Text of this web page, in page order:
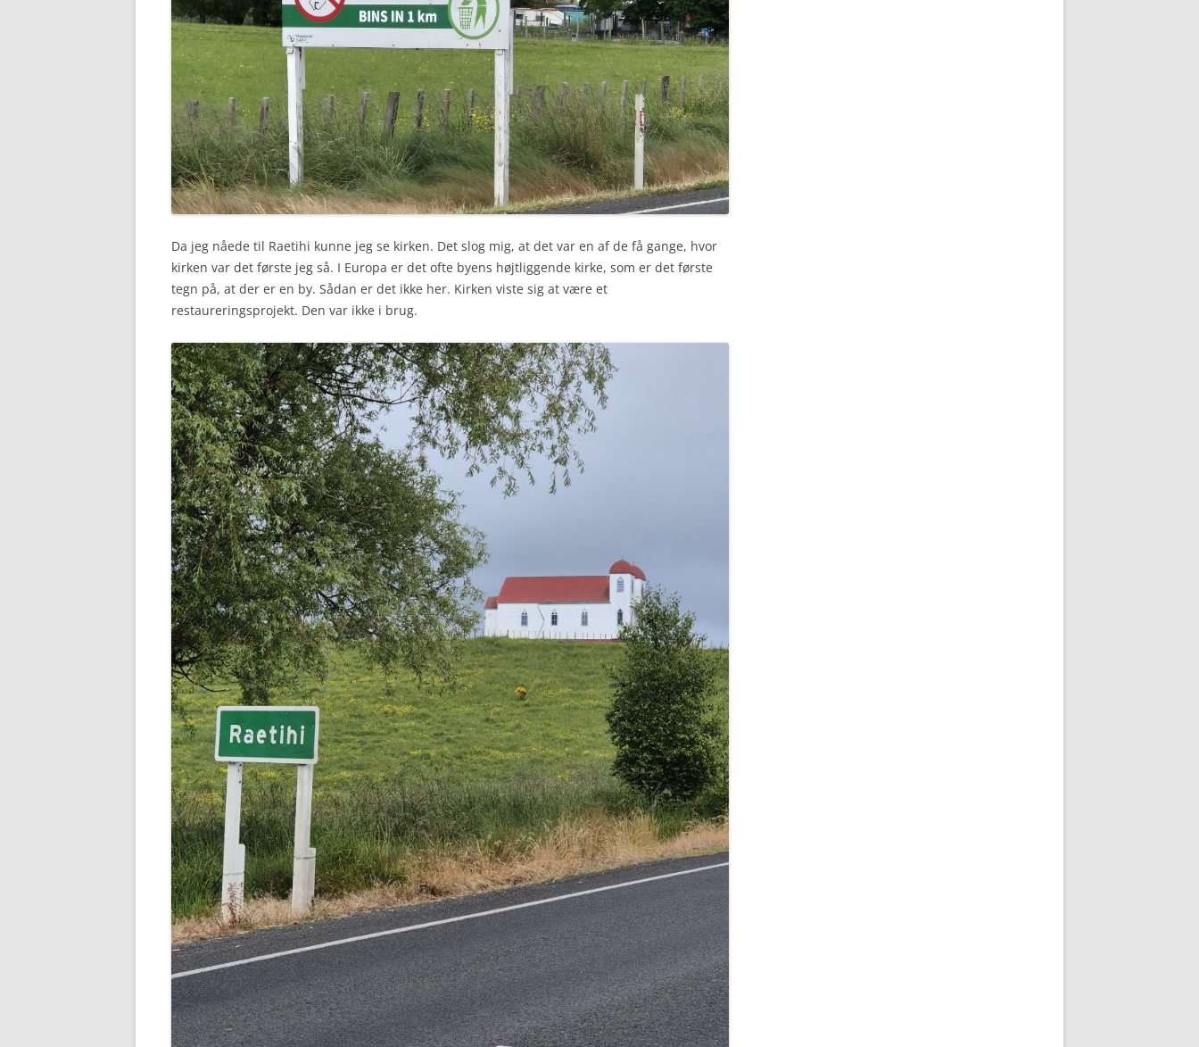
Da jeg nåede til Raetihi kunne jeg se kirken. Det slog mig, at det var en af de få gange, hvor
kirken var det første jeg så. I Europa er det ofte byens højtliggende kirke, som er det første
tegn på, at der er en by. Sådan er det ikke her. Kirken viste sig at være et
restaureringsprojekt. Den var ikke i brug.